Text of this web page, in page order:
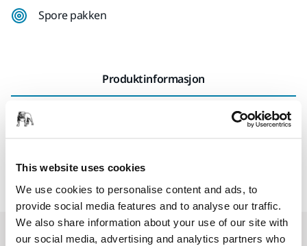
This website uses cookies
We use cookies to personalise content and ads, to
provide social media features and to analyse our traffic.
We also share information about your use of our site with
our social media, advertising and analytics partners who
Spore pakken
Produktinformasjon
platebeskytter og bruksanvisning.
Relaterte produkter